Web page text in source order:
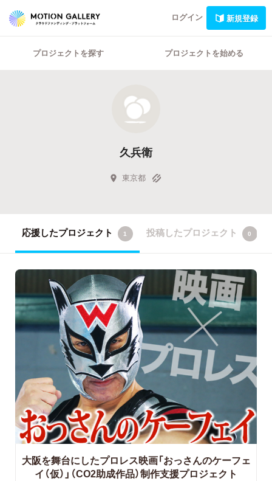
ログイン 新規登録
プロジェクトを探す プロジェクトを始める
久兵衛
東京都
応援したプロジェクト 1 投稿したプロジェクト 0
大阪を舞台にしたプロレス映画「おっさんのケーフェ
イ（仮）」（CO2助成作品）制作支援プロジェクト